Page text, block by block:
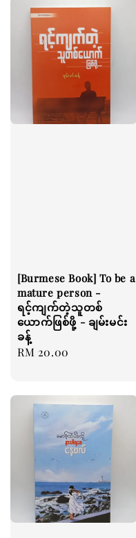
[Burmese Book] To be a
mature person -
ရင့်ကျက်တဲ့သူတစ်
ယောက်ဖြစ်ဖို့ - ချမ်းမင်း
ခန့်
Regular
RM 20.00